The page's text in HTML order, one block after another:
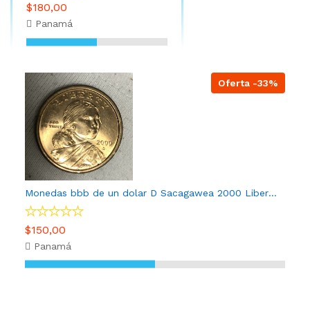
$180,00
Panamá
Oferta -33%
Monedas bbb de un dolar D Sacagawea 2000 Liberty de EE UU Coleccion
$150,00
Panamá